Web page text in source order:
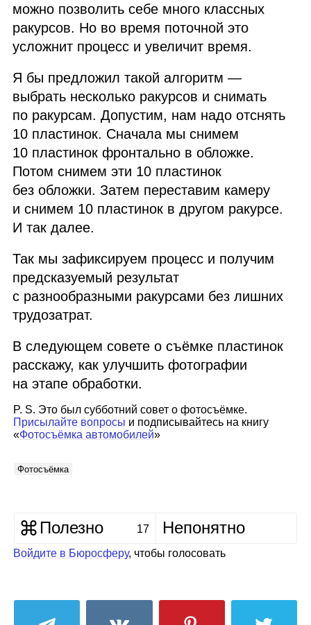
можно позволить себе много классных
ракурсов. Но во время поточной это
усложнит процесс и увеличит время.
Я бы предложил такой алгоритм —
выбрать несколько ракурсов и снимать
по ракурсам. Допустим, нам надо отснять
10 пластинок. Сначала мы снимем
10 пластинок фронтально в обложке.
Потом снимем эти 10 пластинок
без обложки. Затем переставим камеру
и снимем 10 пластинок в другом ракурсе.
И так далее.
Так мы зафиксируем процесс и получим
предсказуемый результат
с разнообразными ракурсами без лишних
трудозатрат.
В следующем совете о съёмке пластинок
расскажу, как улучшить фотографии
на этапе обработки.
P. S. Это был субботний совет о фотосъёмке.
Присылайте вопросы и подписывайтесь на книгу
«Фотосъёмка автомобилей»
Фотосъёмка
Полезно 17 Непонятно
Войдите в Бюросферу, чтобы голосовать